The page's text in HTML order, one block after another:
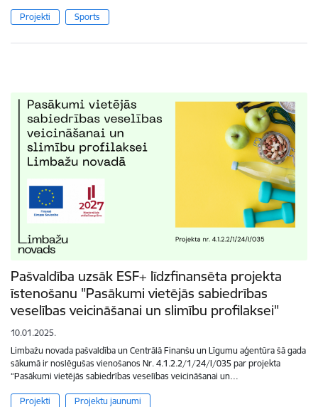
Projekti Sports
Pašvaldība uzsāk ESF+ līdzfinansēta projekta
īstenošanu "Pasākumi vietējās sabiedrības
veselības veicināšanai un slimību profilaksei"
10.01.2025.
Limbažu novada pašvaldība un Centrālā Finanšu un Līgumu aģentūra šā gada
sākumā ir noslēgušas vienošanos Nr. 4.1.2.2/1/24/I/035 par projekta
“Pasākumi vietējās sabiedrības veselības veicināšanai un…
Projekti Projektu jaunumi